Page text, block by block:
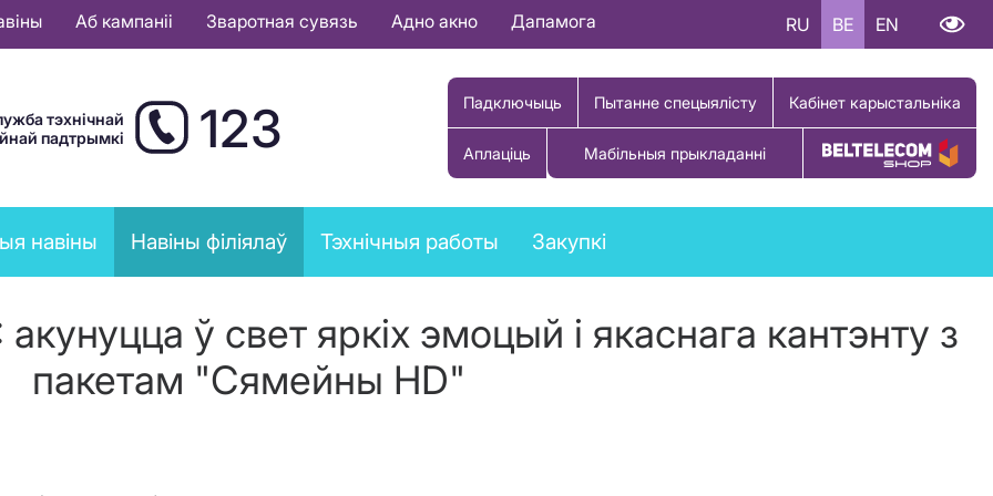
Аб кампаніі Зваротная сувязь Адно акно Дапамога RU BE EN
тэхнічнай
падтрымкі
123 Падключыць Пытанне спецыялісту Кабінет карыстальніка
Аплаціць Мабільныя прыкладанні Купіць тавар
навіны Навіны філіялаў Тэхнічныя работы Закупкі
ў свет яркіх эмоцый і якаснага кантэнту з
пакетам "Сямейны HD"